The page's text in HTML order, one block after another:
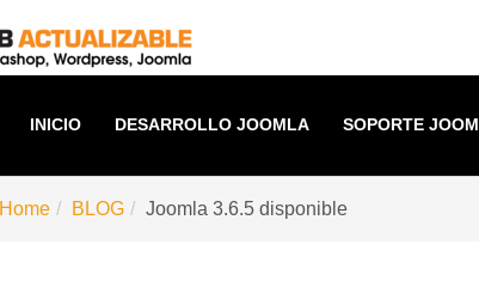
INICIO DESARROLLO JOOMLA SOPORTE
Home BLOG Joomla 3.6.5 disponible